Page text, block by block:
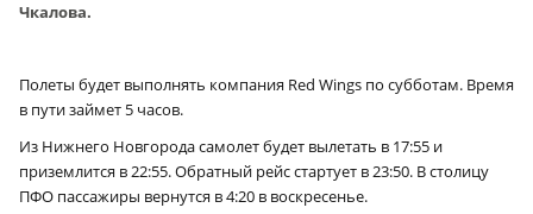
Чкалова.
Полеты будет выполнять компания Red Wings по субботам. Время
в пути займет 5 часов.
Из Нижнего Новгорода самолет будет вылетать в 17:55 и
приземлится в 22:55. Обратный рейс стартует в 23:50. В столицу
ПФО пассажиры вернутся в 4:20 в воскресенье.